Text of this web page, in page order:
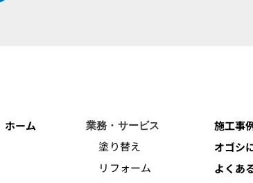
ホーム 業務・サービス
塗り替え
リフォーム
施工事
オゴシ
よくあ